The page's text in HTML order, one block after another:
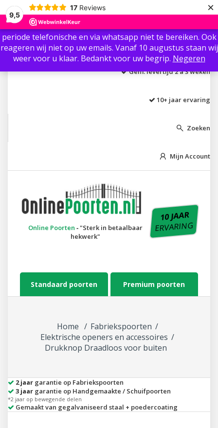
9,5
17 Reviews ×
Laagste prijs garantie
Gem. levertijd 2 á 3 weken
10+ jaar ervaring
 Zoeken
 Mijn Account
Online Poorten ‐ Sterk in betaalbaar
hekwerk
10 JAAR
ERVARING
Standaard poorten Premium poorten
Home
Fabriekspoorten
Elektrische openers en accessoires
Drukknop Draadloos voor buiten
2 jaar garantie op Fabriekspoorten
3 jaar garantie op Handgemaakte / Schuifpoorten
*2 jaar op bewegende delen
Gemaakt van gegalvaniseerd staal + poedercoating
Beste klant / gast, Ter info: Wij zijn vanaf 3 augustus t/m 8
augustus niet aanwezig i.v.m. vakantie.🏖 Wij zijn in die
periode telefonische en via whatsapp niet te bereiken. Ook
reageren wij niet op uw emails. Vanaf 10 augustus staan wij
weer voor u klaar. Bedankt voor uw begrip. Negeren